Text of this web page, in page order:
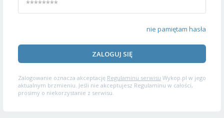
nie pamiętam hasła
ZALOGUJ SIĘ
Zalogowanie oznacza akceptację Regulaminu serwisu Wykop.pl w jego
aktualnym brzmieniu. Jeśli nie akceptujesz Regulaminu w całości,
prosimy o niekorzystanie z serwisu.